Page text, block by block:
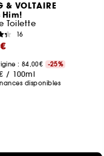
& VOLTAIRE
Him!
Toilette
16
: 84,00€ -25%
/ 100ml
disponibles